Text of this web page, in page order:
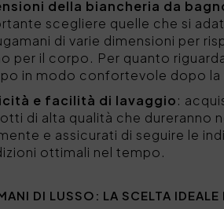
della biancheria da
scegliere quelle che si
di varie dimensioni per
per il corpo. Per quanto
in modo confortevole dopo la
e facilità di lavaggio:
di alta qualità che dureranno
e assicurati di seguire le
ottimali nel tempo.
DI LUSSO: LA SCELTA